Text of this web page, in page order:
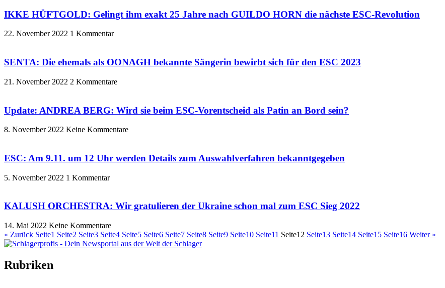
IKKE HÜFTGOLD: Gelingt ihm exakt 25 Jahre nach GUILDO HORN die nächste ESC-Revolution
22. November 2022 1 Kommentar
SENTA: Die ehemals als OONAGH bekannte Sängerin bewirbt sich für den ESC 2023
21. November 2022 2 Kommentare
Update: ANDREA BERG: Wird sie beim ESC-Vorentscheid als Patin an Bord sein?
8. November 2022 Keine Kommentare
ESC: Am 9.11. um 12 Uhr werden Details zum Auswahlverfahren bekanntgegeben
5. November 2022 1 Kommentar
KALUSH ORCHESTRA: Wir gratulieren der Ukraine schon mal zum ESC Sieg 2022
14. Mai 2022 Keine Kommentare
« Zurück Seite1 Seite2 Seite3 Seite4 Seite5 Seite6 Seite7 Seite8 Seite9 Seite10 Seite11 Seite12 Seite13 Seite14 Seite15 Seite16 Weiter »
Rubriken